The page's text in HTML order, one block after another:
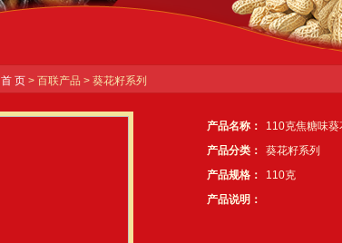
首 页> 百联产品 > 葵花籽系列
产品名称：
110克焦糖味葵
产品分类：
葵花籽系列
产品规格：
110克
产品说明：